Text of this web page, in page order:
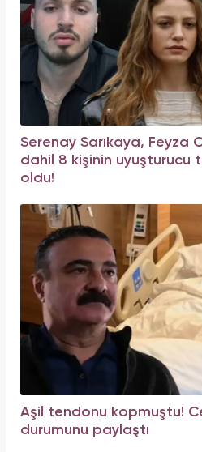
Serenay Sarıkaya, Feyza
dahil 8 kişinin uyuşturucu
oldu!
Aşil tendonu kopmuştu!
durumunu paylaştı